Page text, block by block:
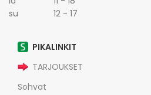
su 12 - 17
PIKALINKIT
TARJOUKSET
Sohvat